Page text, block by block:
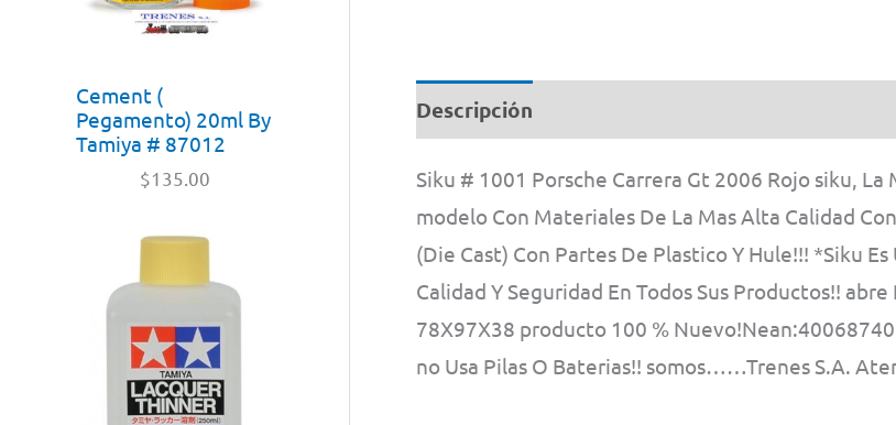
Cement (
Pegamento) 20ml By
Tamiya # 87012
$135.00
Descripción
Siku # 1001 Porsche Carrera Gt 2006 Rojo siku,
modelo Con Materiales De La Mas Alta Calidad
(Die Cast) Con Partes De Plastico Y Hule!!! *Siku
Calidad Y Seguridad En Todos Sus Productos!!
78X97X38 producto 100 %
no Usa Pilas O Baterias!! somos……Trenes S.A.